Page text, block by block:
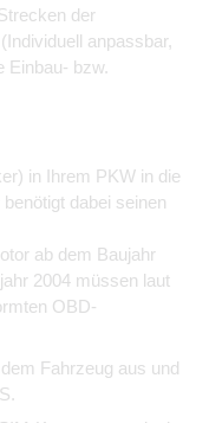
der
anpassbar,
Einbau- bzw.
in Ihrem PKW in die
dabei seinen
ab dem Baujahr
2004 müssen laut
OBD-
Fahrzeug aus und